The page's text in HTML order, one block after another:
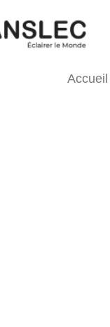
Accueil